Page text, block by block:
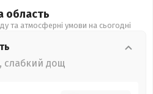
область
та атмосферні умови на сьогодні
слабкий дощ